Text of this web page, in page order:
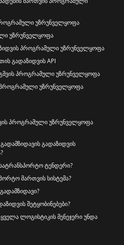
უზრუნველყოფა
უზრუნველყოფა
პროგრამული უზრუნველყოფა
გადაზიდვის API
პროგრამული უზრუნველყოფა
უზრუნველყოფა
პროგრამული უზრუნველყოფა
გადაზიდვის
ტენდერი?
მართვის სისტემა?
შეტყობინებები?
ლოგისტიკის მენეჯერი უნდა